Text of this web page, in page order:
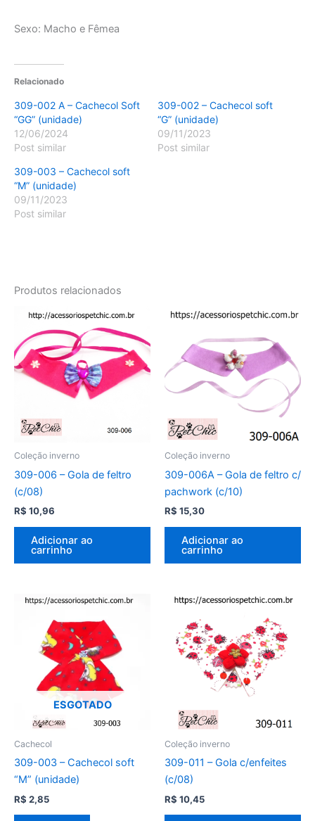
Sexo: Macho e Fêmea
Relacionado
309-002 A – Cachecol Soft
“GG” (unidade)
12/06/2024
Post similar
309-002 – Cachecol soft
“G” (unidade)
09/11/2023
Post similar
309-003 – Cachecol soft
“M” (unidade)
09/11/2023
Post similar
Produtos relacionados
Coleção inverno
309-006 – Gola de feltro
(c/08)
R$ 10,96
Adicionar ao
carrinho
Coleção inverno
309-006A – Gola de feltro c/
pachwork (c/10)
R$ 15,30
Adicionar ao
carrinho
ESGOTADO
Cachecol
309-003 – Cachecol soft
“M” (unidade)
R$ 2,85
Coleção inverno
309-011 – Gola c/enfeites
(c/08)
R$ 10,45